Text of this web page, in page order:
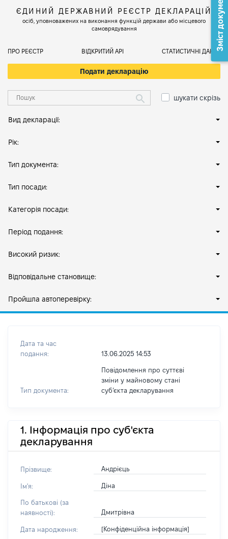
ЄДИНИЙ ДЕРЖАВНИЙ РЕЄСТР ДЕКЛАРАЦІЙ
осіб, уповноважених на виконання функцій держави або місцевого
самоврядування
ПРО РЕЄСТР ВІДКРИТИЙ АРІ СТАТИСТИЧНІ ДАНІ
Подати декларацію
шукати скрізь
Вид декларації:
Рік:
Тип документа:
Тип посади:
Категорія посади:
Період подання:
Високий ризик:
Відповідальне становище:
Пройшла автоперевірку:
Дата та час
подання:
13.06.2025 14:53
Тип документа:
Повідомлення про суттєві
зміни у майновому стані
субʼєкта декларування
1. Інформація про суб'єкта
декларування
Прізвище: Андрієць
Ім'я: Діна
По батькові (за
наявності):
Дмитрівна
Дата народження: [Конфіденційна інформація]
Зміст документа